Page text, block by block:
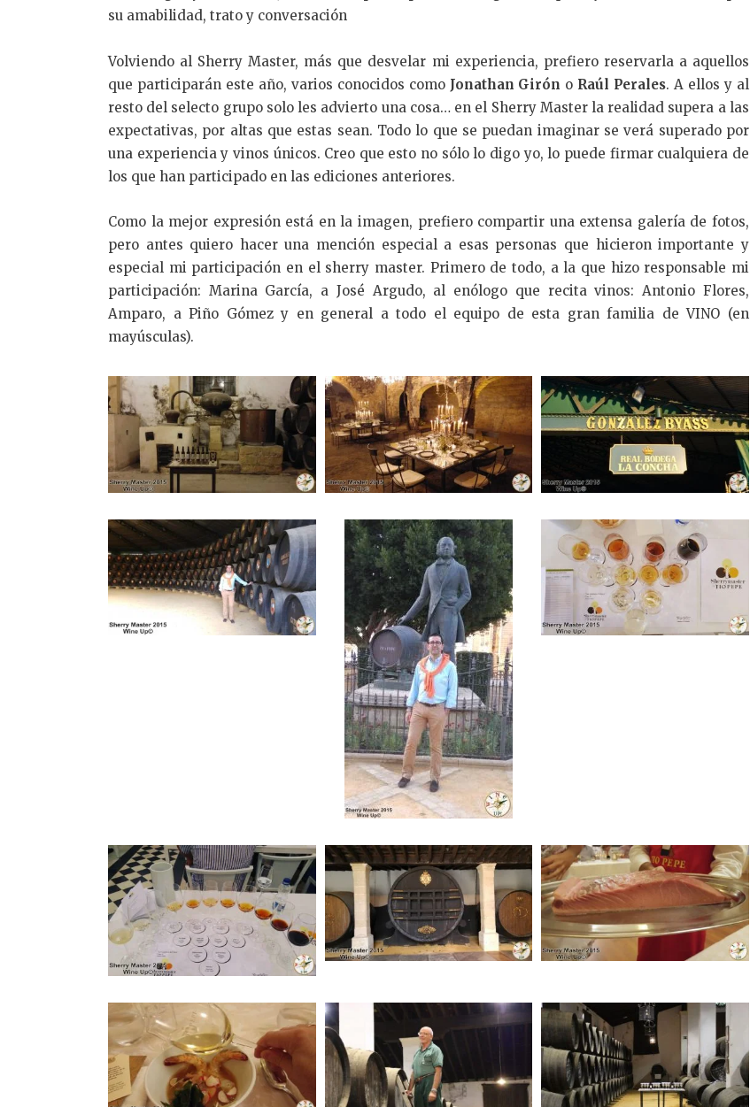
su amabilidad, trato y conversación
Volviendo al Sherry Master, más que desvelar mi experiencia, prefiero reservarla a aquellos
que participarán este año, varios conocidos como Jonathan Girón o Raúl Perales. A ellos y al
resto del selecto grupo solo les advierto una cosa… en el Sherry Master la realidad supera a las
expectativas, por altas que estas sean. Todo lo que se puedan imaginar se verá superado por
una experiencia y vinos únicos. Creo que esto no sólo lo digo yo, lo puede firmar cualquiera de
los que han participado en las ediciones anteriores.
Como la mejor expresión está en la imagen, prefiero compartir una extensa galería de fotos,
pero antes quiero hacer una mención especial a esas personas que hicieron importante y
especial mi participación en el sherry master. Primero de todo, a la que hizo responsable mi
participación: Marina García, a José Argudo, al enólogo que recita vinos: Antonio Flores,
Amparo, a Piño Gómez y en general a todo el equipo de esta gran familia de VINO (en
mayúsculas).